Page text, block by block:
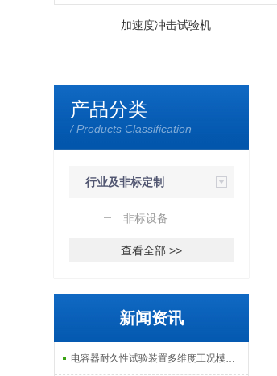
加速度冲击试验机
产品分类
/ Products Classification
行业及非标定制
检测设备非标设备
查看全部 >>
新闻资讯
电容器耐久性试验装置多维度工况模拟子系统分享